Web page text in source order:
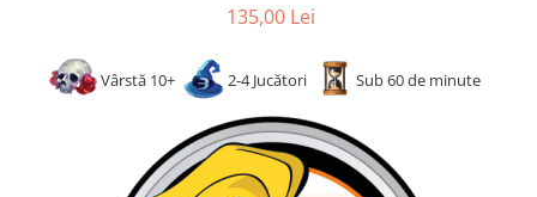
Cele mai vândute
135,00 Lei
Vârstă 10+ 2-4 Jucători Sub 60 de minute